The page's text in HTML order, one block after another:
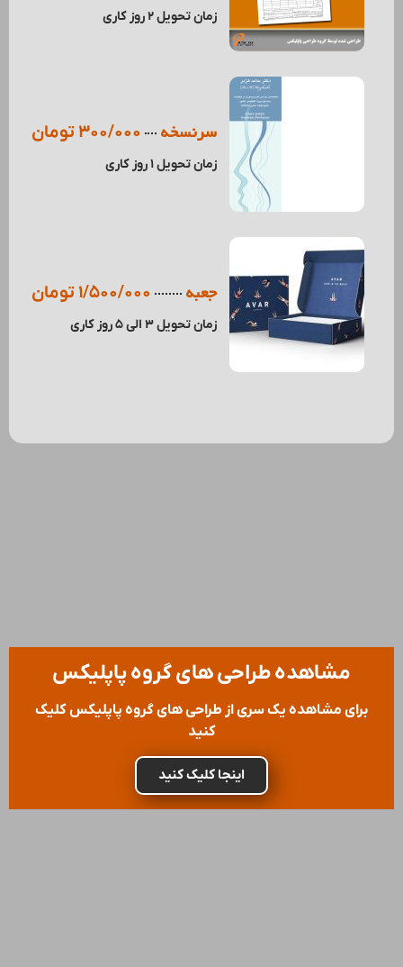
زمان تحویل 2 روز کاری
سرنسخه 300/000 تومان
زمان تحویل 1 روز کاری
جعبه 1/500/000 تومان
زمان تحویل 3 الی 5 روز کاری
مشاهده طراحی های گروه پاپلیکس
برای مشاهده یک سری از طراحی های گروه پاپلیکس کلیک
کنید
اینجا کلیک کنید